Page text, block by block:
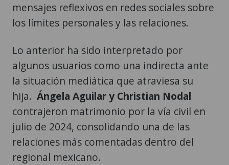
mensajes reflexivos en redes sociales sobre
los límites personales y las relaciones.
Lo anterior ha sido interpretado por
algunos usuarios como una indirecta ante
la situación mediática que atraviesa su
hija. Ángela Aguilar y Christian Nodal
contrajeron matrimonio por la vía civil en
julio de 2024, consolidando una de las
relaciones más comentadas dentro del
regional mexicano.